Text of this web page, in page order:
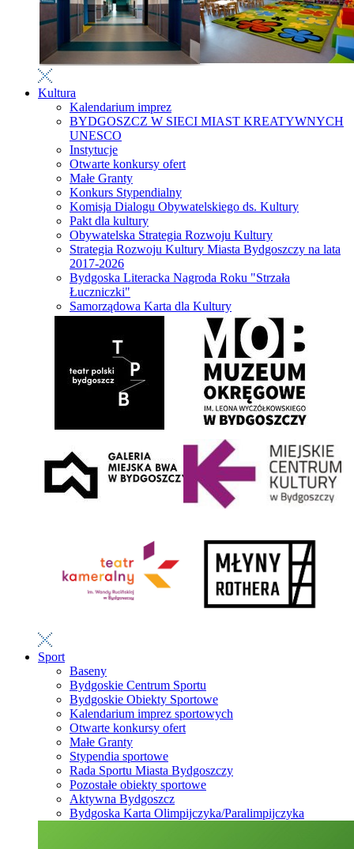
Kultura
Kalendarium imprez
BYDGOSZCZ W SIECI MIAST KREATYWNYCH
UNESCO
Instytucje
Otwarte konkursy ofert
Małe Granty
Konkurs Stypendialny
Komisja Dialogu Obywatelskiego ds. Kultury
Pakt dla kultury
Obywatelska Strategia Rozwoju Kultury
Strategia Rozwoju Kultury Miasta Bydgoszczy na lata
2017-2026
Bydgoska Literacka Nagroda Roku "Strzała
Łuczniczki"
Samorządowa Karta dla Kultury
Sport
Baseny
Bydgoskie Centrum Sportu
Bydgoskie Obiekty Sportowe
Kalendarium imprez sportowych
Otwarte konkursy ofert
Małe Granty
Stypendia sportowe
Rada Sportu Miasta Bydgoszczy
Pozostałe obiekty sportowe
Aktywna Bydgoszcz
Bydgoska Karta Olimpijczyka/Paralimpijczyka